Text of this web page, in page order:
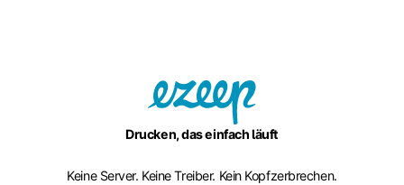
Drucken, das einfach läuft
Keine Server. Keine Treiber. Kein Kopfzerbrechen.